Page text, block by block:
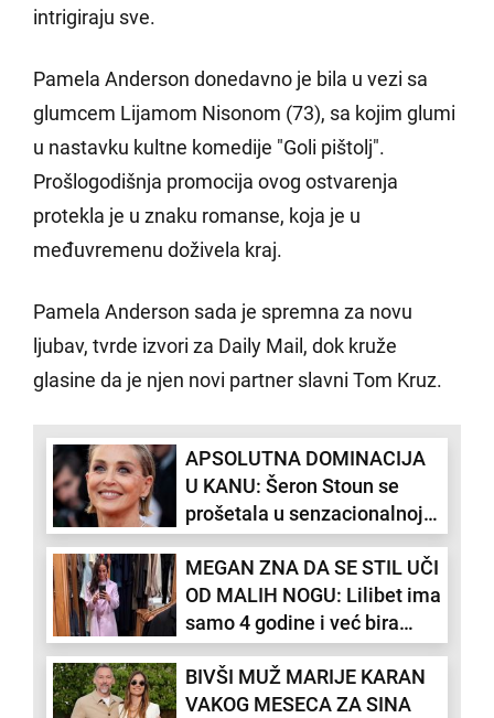
intrigiraju sve.
Pamela Anderson donedavno je bila u vezi sa
glumcem Lijamom Nisonom (73), sa kojim glumi
u nastavku kultne komedije "Goli pištolj".
Prošlogodišnja promocija ovog ostvarenja
protekla je u znaku romanse, koja je u
međuvremenu doživela kraj.
Pamela Anderson sada je spremna za novu
ljubav, tvrde izvori za Daily Mail, dok kruže
glasine da je njen novi partner slavni Tom Kruz.
APSOLUTNA DOMINACIJA
U KANU: Šeron Stoun se
prošetala u senzacionalnoj
kreaciji dostojnoj kraljice!
(FOTO)
MEGAN ZNA DA SE STIL UČI
OD MALIH NOGU: Lilibet ima
samo 4 godine i već bira
mami autfite (FOTO)
BIVŠI MUŽ MARIJE KARAN
VAKOG MESECA ZA SINA